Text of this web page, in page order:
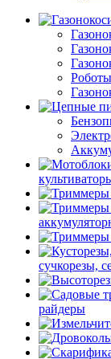
сучкорезы,
райдеры